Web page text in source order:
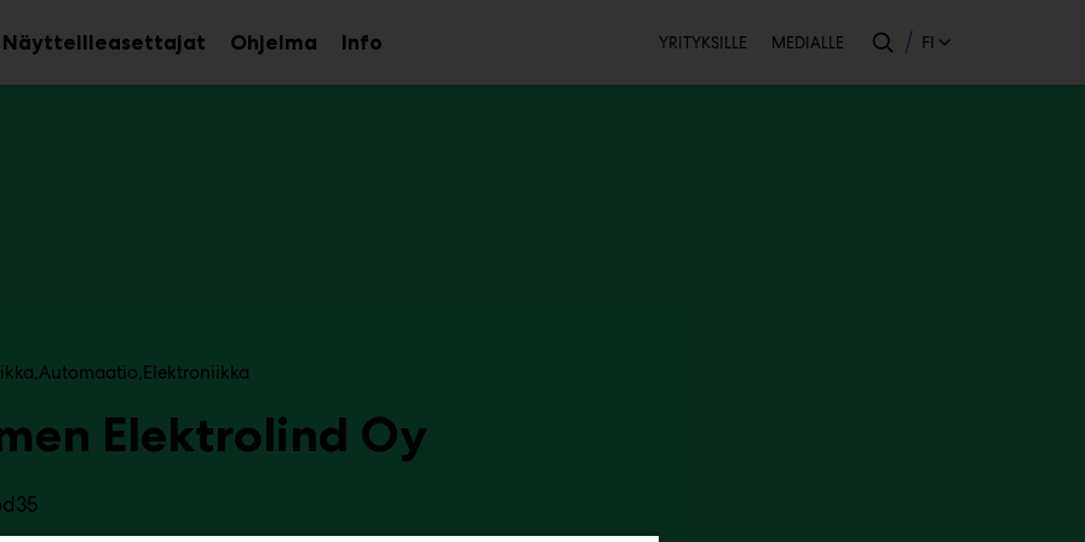
NäytteilleasettajatAvaa
alavalikko
Ohjelma InfoAvaa
alavalikko
Toissijainen
YRITYKSILLE MEDIALLE FI
Automaatio Elektroniikka
Elektrolind Oy